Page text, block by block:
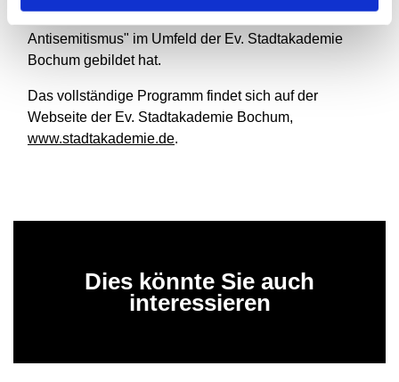
Antisemitismus" im Umfeld der Ev. Stadtakademie
Bochum gebildet hat.
Das vollständige Programm findet sich auf der
Webseite der Ev. Stadtakademie Bochum,
www.stadtakademie.de.
Dies könnte Sie auch
interessieren